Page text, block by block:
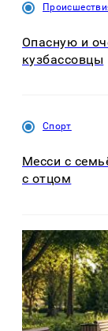
Опасную и
кузбассовцы
Спорт
Месси с
с отцом